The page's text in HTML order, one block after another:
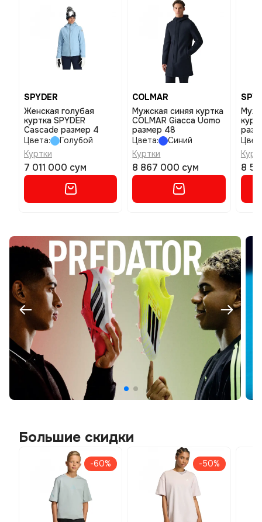
SPYDER
Женская голубая
куртка SPYDER
Cascade размер 4
Цвета:
Голубой
Куртки
7 011 000 сум
COLMAR
Мужская синяя куртка
COLMAR Giacca Uomo
размер 48
Цвета:
Синий
Куртки
8 867 000 сум 8
Большие скидки
-60% -50%